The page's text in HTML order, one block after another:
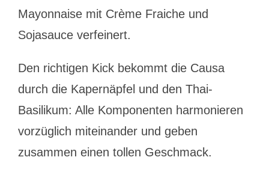
Mayonnaise mit Crème Fraiche und
Sojasauce verfeinert.
Den richtigen Kick bekommt die Causa
durch die Kapernäpfel und den Thai-
Basilikum: Alle Komponenten harmonieren
vorzüglich miteinander und geben
zusammen einen tollen Geschmack.